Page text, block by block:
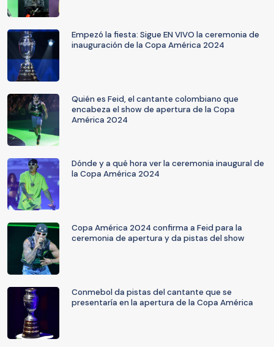
Empezó la fiesta: Sigue EN VIVO la ceremonia de
inauguración de la Copa América 2024
Quién es Feid, el cantante colombiano que
encabeza el show de apertura de la Copa
América 2024
Dónde y a qué hora ver la ceremonia inaugural de
la Copa América 2024
Copa América 2024 confirma a Feid para la
ceremonia de apertura y da pistas del show
Conmebol da pistas del cantante que se
presentaría en la apertura de la Copa América